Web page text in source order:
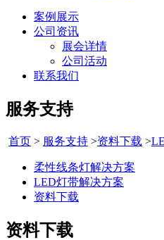
案例展示
公司资讯
展会详情
公司活动
联系我们
服务支持
首页 > 服务支持 >资料下载 >
柔性线条灯解决方案
LED灯带解决方案
资料下载
资料下载